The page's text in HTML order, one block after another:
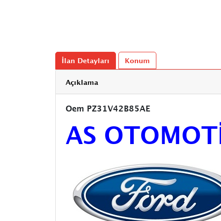
İlan Detayları Konum
Açıklama
Oem PZ31V42B85AE
AS